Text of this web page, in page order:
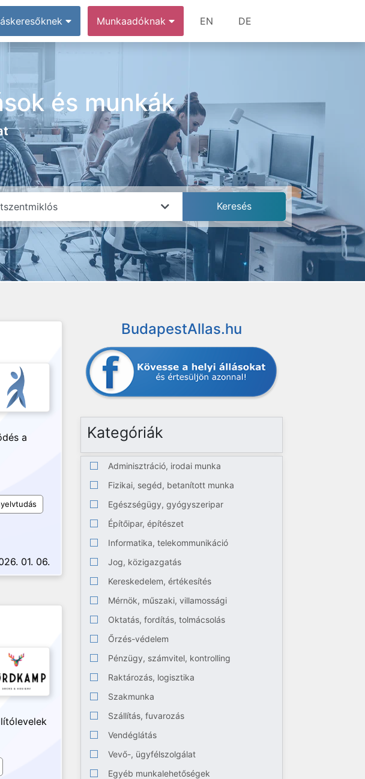
Munkaadóknak EN DE
és munkák
a
01. 06.
BudapestAllas.hu
Kategóriák
Adminisztráció, irodai munka
Fizikai, segéd, betanított munka
Egészségügy, gyógyszeripar
Építőipar, építészet
Informatika, telekommunikáció
Jog, közigazgatás
Kereskedelem, értékesítés
Mérnök, műszaki, villamossági
Oktatás, fordítás, tolmácsolás
Őrzés-védelem
Pénzügy, számvitel, kontrolling
Raktározás, logisztika
Szakmunka
Szállítás, fuvarozás
Vendéglátás
Vevő-, ügyfélszolgálat
Egyéb munkalehetőségek